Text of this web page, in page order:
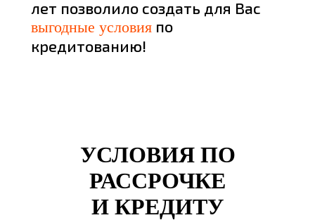
лет позволило создать для Вас
выгодные условияпо
кредитованию!
УСЛОВИЯ ПО
РАССРОЧКЕ
И КРЕДИТУ